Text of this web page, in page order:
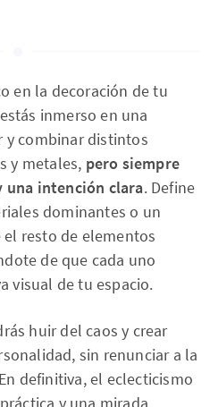
en la decoración de tu
inmerso en una
y combinar distintos
y metales, pero siempre
intención clara. Define
dominantes o un
resto de elementos
de que cada uno
visual de tu espacio.
huir del caos y crear
sin renunciar a la
definitiva, el eclecticismo